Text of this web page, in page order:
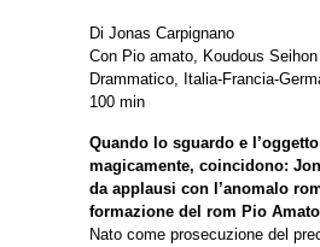
Di Jonas Carpignano
Con Pio amato, Koudous Seihon
Drammatico, Italia-Francia-
100 min
Quando lo sguardo e
magicamente, coincidono:
da applausi con l’anomalo
formazione del rom Pio
Nato come prosecuzione del